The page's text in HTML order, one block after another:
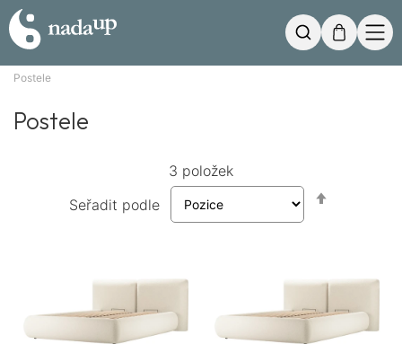
Můj košík
Hledat
Postele
Postele
3 položek
Seřadit podle